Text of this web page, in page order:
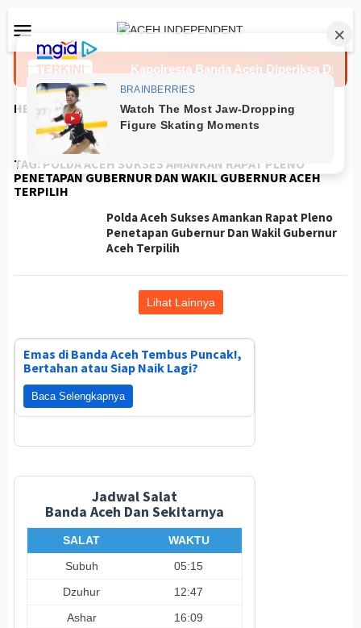
ke
kontenMobile
TERKINI
Polri Kapolresta Banda Aceh Diperiksa
HEADLINES
TAG: POLDA ACEH SUKSES AMANKAN RAPAT PLENO
PENETAPAN GUBERNUR DAN WAKIL GUBERNUR ACEH
TERPILIH
Polda Aceh Sukses Amankan Rapat Pleno
Penetapan Gubernur Dan Wakil Gubernur
Aceh Terpilih
Lihat Lainnya
Emas di Banda Aceh Tembus Puncak!,
Bertahan atau Siap Naik Lagi?
Baca Selengkapnya
Jadwal Salat
Banda Aceh Dan Sekitarnya
SALAT
WAKTU
Subuh
05:15
Dzuhur
12:47
Ashar
16:09